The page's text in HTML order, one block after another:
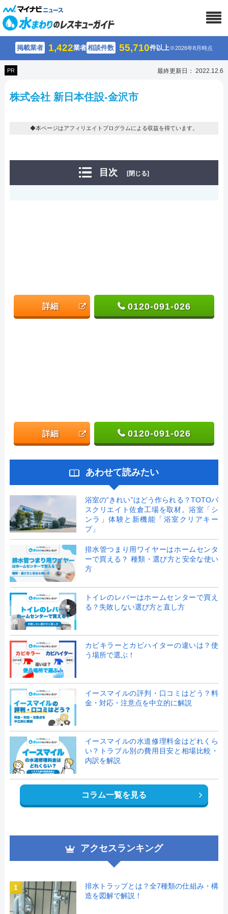
掲載業者 1,422業者相談件数 55,710件以上※2026年8月時点
PR 最終更新日： 2022.12.6
株式会社 新日本住設-金沢市
◆本ページはアフィリエイトプログラムによる収益を得ています。
目次 [閉じる]
詳細 0120-091-026
詳細 0120-091-026
あわせて読みたい
浴室の”きれい”はどう作られる？TOTOバ
スクリエイト佐倉工場を取材。浴室「シ
ンラ」体験と新機能「浴室クリアキー
プ」
排水管つまり用ワイヤーはホームセンタ
ーで買える？ 種類・選び方と安全な使い
方
トイレのレバーはホームセンターで買え
る？失敗しない選び方と直し方
カビキラーとカビハイターの違いは？使
う場所で選ぶ！
イースマイルの評判・口コミはどう？料
金・対応・注意点を中立的に解説
イースマイルの水道修理料金はどれくら
い？トラブル別の費用目安と相場比較・
内訳を解説
コラム一覧を見る
アクセスランキング
1
排水トラップとは？全7種類の仕組み・構
造を図解で解説！